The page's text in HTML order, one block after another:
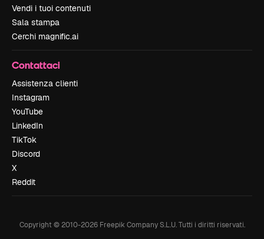
Vendi i tuoi contenuti
Sala stampa
Cerchi magnific.ai
Contattaci
Assistenza clienti
Instagram
YouTube
LinkedIn
TikTok
Discord
X
Reddit
Copyright © 2010-2026Freepik Company S.L.U. Tutti i diritti riservati.